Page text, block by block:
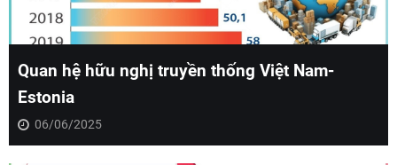
Quan hệ hữu nghị truyền thống Việt Nam-
Estonia
06/06/2025